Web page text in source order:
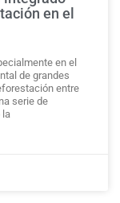
en el
en el
de grandes
entre
serie de
la